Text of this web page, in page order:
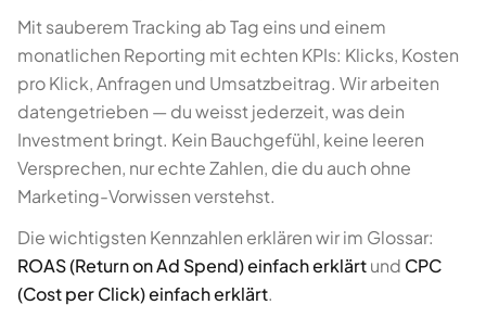
Mit sauberem Tracking ab Tag eins und einem
monatlichen Reporting mit echten KPIs: Klicks, Kosten
pro Klick, Anfragen und Umsatzbeitrag. Wir arbeiten
datengetrieben — du weisst jederzeit, was dein
Investment bringt. Kein Bauchgefühl, keine leeren
Versprechen, nur echte Zahlen, die du auch ohne
Marketing-Vorwissen verstehst.
Die wichtigsten Kennzahlen erklären wir im Glossar:
ROAS (Return on Ad Spend) einfach erklärtund CPC
(Cost per Click) einfach erklärt.